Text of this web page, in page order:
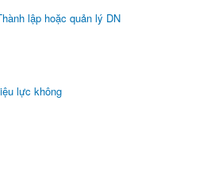
lập hoặc quản lý DN
lực không